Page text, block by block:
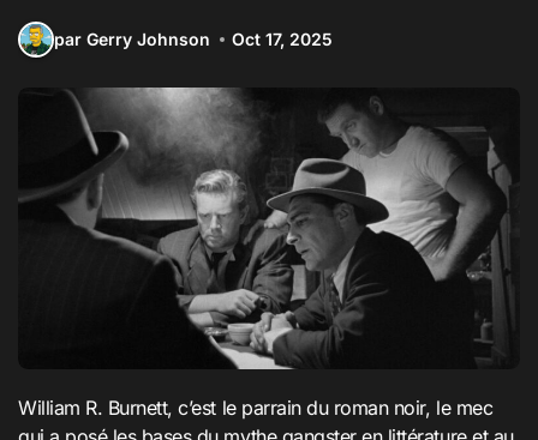
par Gerry Johnson Oct 17, 2025
William R. Burnett, c’est le parrain du roman noir, le mec